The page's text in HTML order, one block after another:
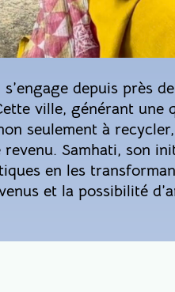
depuis près
ville, générant une
seulement à
Samhati, son
en les
et la possibilité